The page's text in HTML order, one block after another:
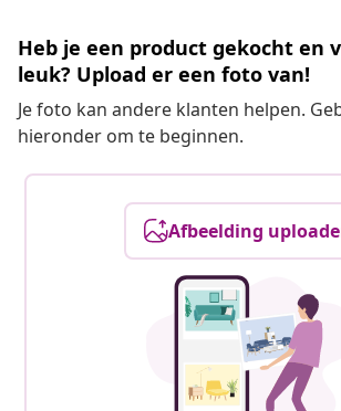
Heb je een product gekocht en
leuk? Upload er een foto van!
Je foto kan andere klanten helpen.
hieronder om te beginnen.
Afbeelding